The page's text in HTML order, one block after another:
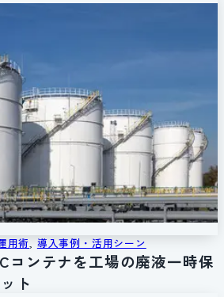
用術, 導入事例・活用シーン
コンテナを工場の廃液一時保
ト